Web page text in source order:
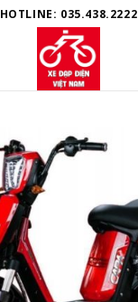
HOTLINE: 035.438.2222